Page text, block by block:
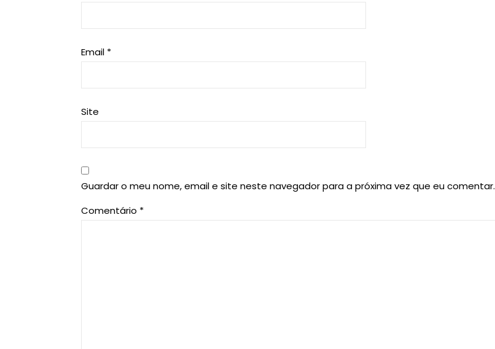
Email *
Site
Guardar o meu nome, email e site neste navegador para a próxima vez que eu comentar.
Comentário *